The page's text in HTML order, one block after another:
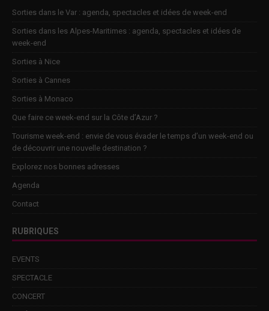
Sorties dans le Var : agenda, spectacles et idées de week-end
Sorties dans les Alpes-Maritimes : agenda, spectacles et idées de
week-end
Sorties à Nice
Sorties à Cannes
Sorties à Monaco
Que faire ce week-end sur la Côte d’Azur ?
Tourisme week-end : envie de vous évader le temps d’un week-end ou
de découvrir une nouvelle destination ?
Explorez nos bonnes adresses
Agenda
Contact
RUBRIQUES
EVENTS
SPECTACLE
CONCERT